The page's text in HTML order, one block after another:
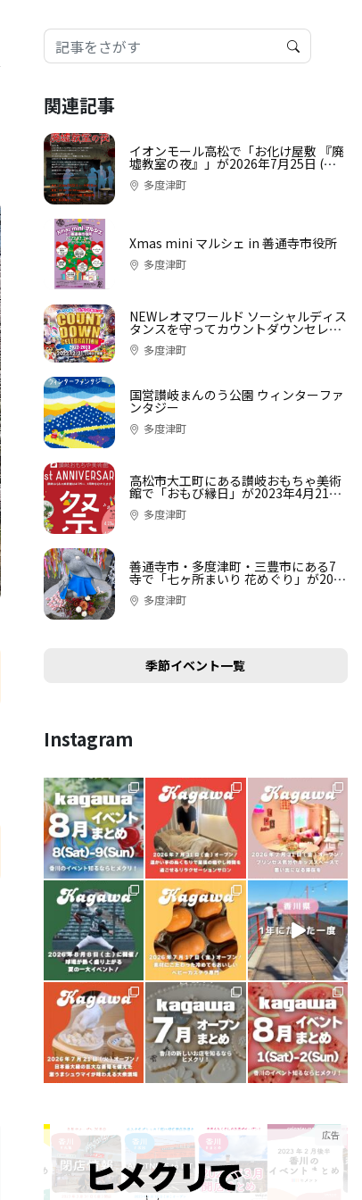
関連記事
イオンモール高松で「お化け屋敷 『廃
墟教室の夜』」が2026年7月25日 (土)-
8月9日 (日)に開催
多度津町
Xmas mini マルシェ in 善通寺市役所
多度津町
NEWレオマワールド ソーシャルディス
タンスを守ってカウントダウンセレブ
レーション
多度津町
国営讃岐まんのう公園 ウィンターファ
ンタジー
多度津町
高松市大工町にある讃岐おもちゃ美術
館で「おもび縁日」が2023年4月21日
(金)-25日 (火)に開催
多度津町
善通寺市・多度津町・三豊市にある7
寺で「七ヶ所まいり 花めぐり」が2022
年12月29日 (木)〜2023年1月31日 (火)
まで開催中
多度津町
季節イベント一覧
Instagram